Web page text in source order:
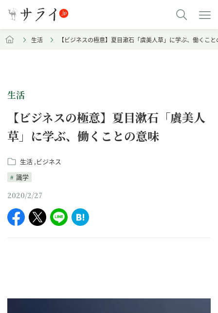
生活 【ビジネスの極意】夏目漱石「虞美人草」に学ぶ、働くこ
生活
【ビジネスの極意】夏目漱石「虞美人
草」に学ぶ、働くことの意味
生活 ビジネス
識学
2020/2/27